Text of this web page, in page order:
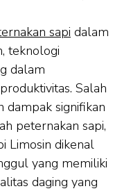
sapi dalam
teknologi
dalam
Salah
dampak signifikan
peternakan sapi,
Limosin dikenal
yang memiliki
daging yang